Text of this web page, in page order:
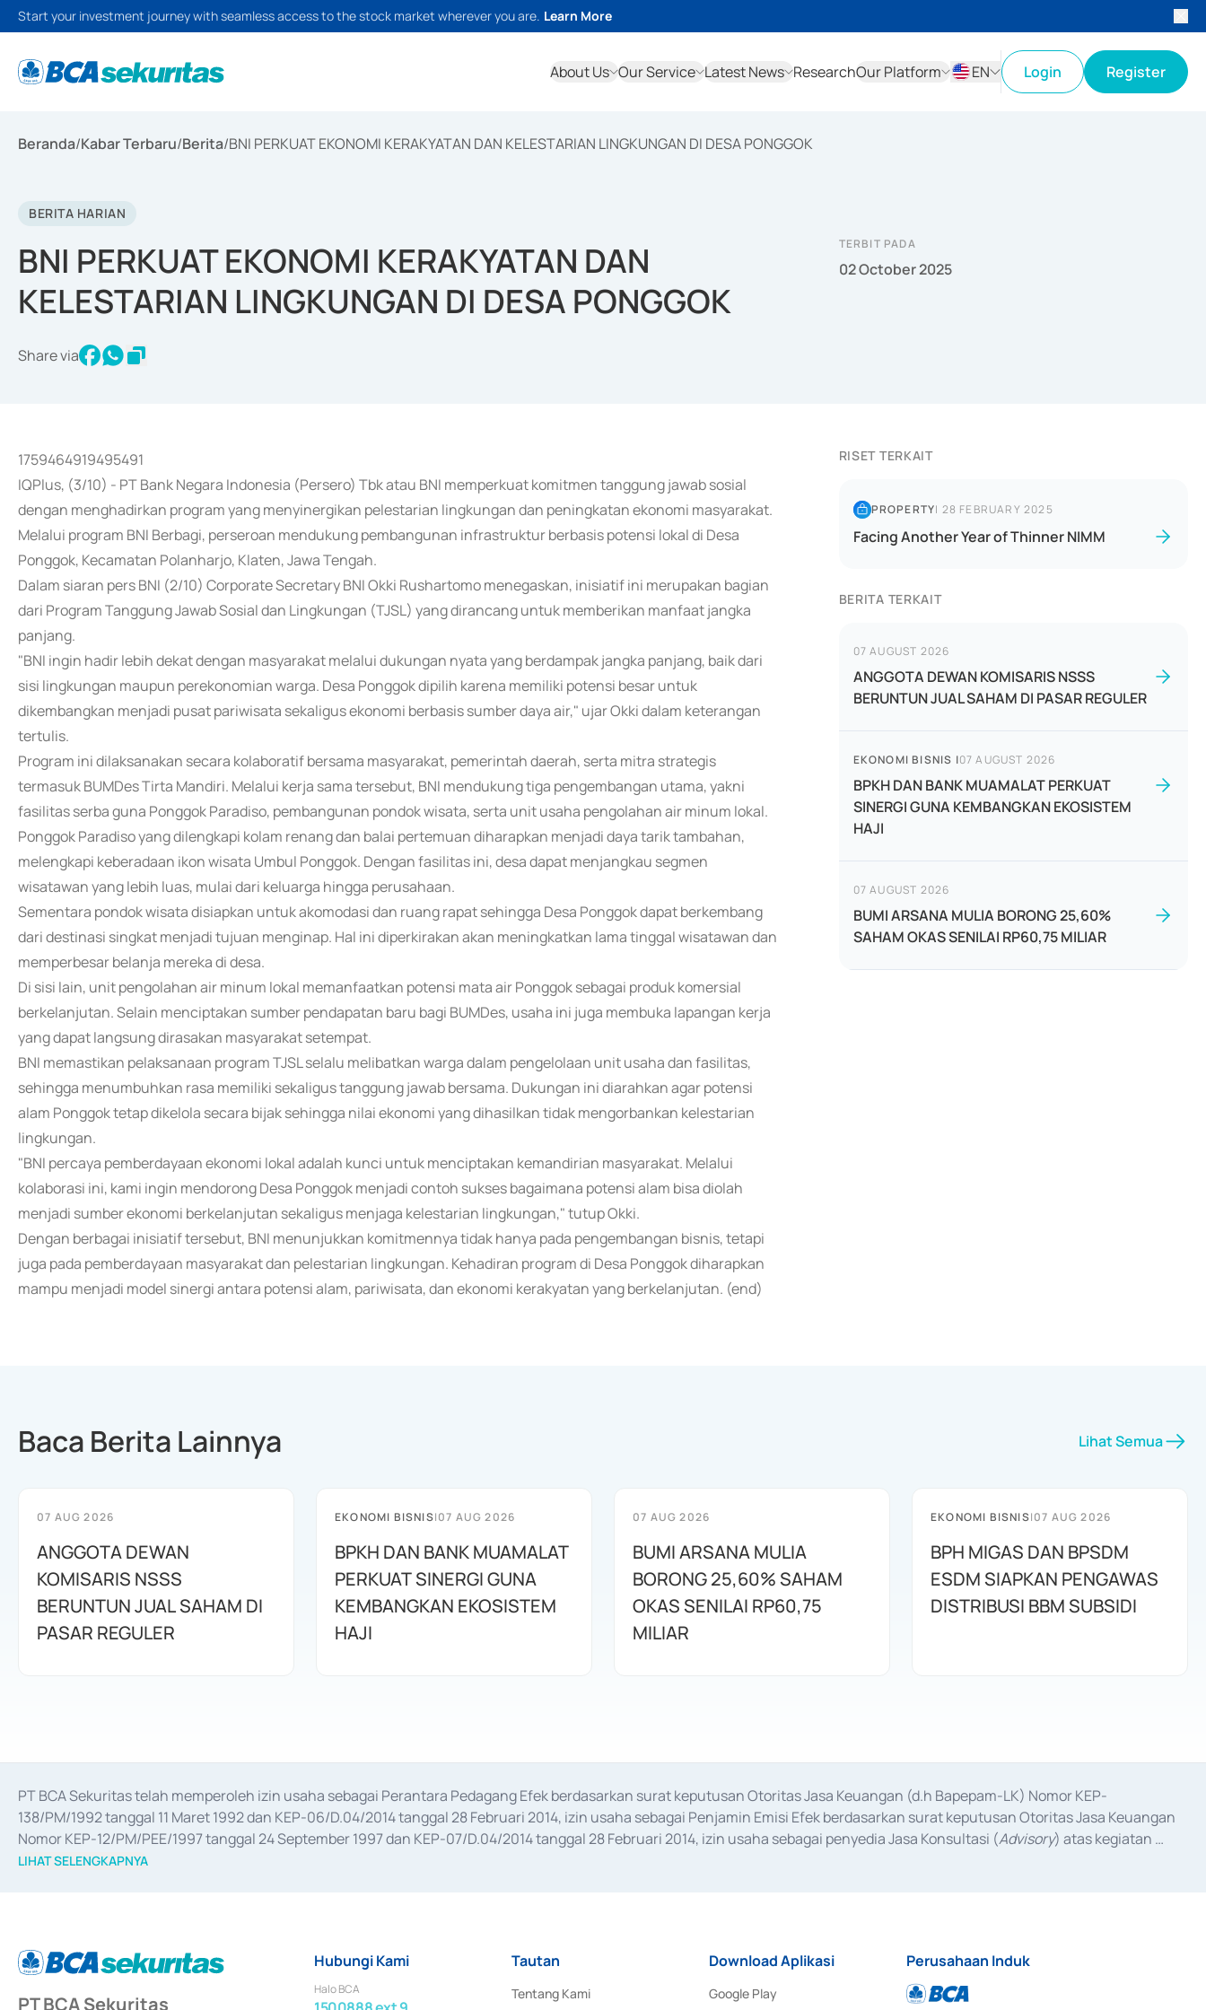
Start your investment journey with seamless access to the stock market wherever you are. Learn More
About Us Our Service Latest News ResearchOur Platform
EN
Login Register
Beranda/Kabar Terbaru/Berita/BNI PERKUAT EKONOMI KERAKYATAN DAN KELESTARIAN LINGKUNGAN DI DESA PONGGOK
BERITA HARIAN
BNI PERKUAT EKONOMI KERAKYATAN DAN
KELESTARIAN LINGKUNGAN DI DESA PONGGOK
Share via
TERBIT PADA
02 October 2025
1759464919495491
IQPlus, (3/10) - PT Bank Negara Indonesia (Persero) Tbk atau BNI memperkuat komitmen tanggung jawab sosial
dengan menghadirkan program yang menyinergikan pelestarian lingkungan dan peningkatan ekonomi masyarakat.
Melalui program BNI Berbagi, perseroan mendukung pembangunan infrastruktur berbasis potensi lokal di Desa
Ponggok, Kecamatan Polanharjo, Klaten, Jawa Tengah.
Dalam siaran pers BNI (2/10) Corporate Secretary BNI Okki Rushartomo menegaskan, inisiatif ini merupakan bagian
dari Program Tanggung Jawab Sosial dan Lingkungan (TJSL) yang dirancang untuk memberikan manfaat jangka
panjang.
"BNI ingin hadir lebih dekat dengan masyarakat melalui dukungan nyata yang berdampak jangka panjang, baik dari
sisi lingkungan maupun perekonomian warga. Desa Ponggok dipilih karena memiliki potensi besar untuk
dikembangkan menjadi pusat pariwisata sekaligus ekonomi berbasis sumber daya air," ujar Okki dalam keterangan
tertulis.
Program ini dilaksanakan secara kolaboratif bersama masyarakat, pemerintah daerah, serta mitra strategis
termasuk BUMDes Tirta Mandiri. Melalui kerja sama tersebut, BNI mendukung tiga pengembangan utama, yakni
fasilitas serba guna Ponggok Paradiso, pembangunan pondok wisata, serta unit usaha pengolahan air minum lokal.
Ponggok Paradiso yang dilengkapi kolam renang dan balai pertemuan diharapkan menjadi daya tarik tambahan,
melengkapi keberadaan ikon wisata Umbul Ponggok. Dengan fasilitas ini, desa dapat menjangkau segmen
wisatawan yang lebih luas, mulai dari keluarga hingga perusahaan.
Sementara pondok wisata disiapkan untuk akomodasi dan ruang rapat sehingga Desa Ponggok dapat berkembang
dari destinasi singkat menjadi tujuan menginap. Hal ini diperkirakan akan meningkatkan lama tinggal wisatawan dan
memperbesar belanja mereka di desa.
Di sisi lain, unit pengolahan air minum lokal memanfaatkan potensi mata air Ponggok sebagai produk komersial
berkelanjutan. Selain menciptakan sumber pendapatan baru bagi BUMDes, usaha ini juga membuka lapangan kerja
yang dapat langsung dirasakan masyarakat setempat.
BNI memastikan pelaksanaan program TJSL selalu melibatkan warga dalam pengelolaan unit usaha dan fasilitas,
sehingga menumbuhkan rasa memiliki sekaligus tanggung jawab bersama. Dukungan ini diarahkan agar potensi
alam Ponggok tetap dikelola secara bijak sehingga nilai ekonomi yang dihasilkan tidak mengorbankan kelestarian
lingkungan.
"BNI percaya pemberdayaan ekonomi lokal adalah kunci untuk menciptakan kemandirian masyarakat. Melalui
kolaborasi ini, kami ingin mendorong Desa Ponggok menjadi contoh sukses bagaimana potensi alam bisa diolah
menjadi sumber ekonomi berkelanjutan sekaligus menjaga kelestarian lingkungan," tutup Okki.
Dengan berbagai inisiatif tersebut, BNI menunjukkan komitmennya tidak hanya pada pengembangan bisnis, tetapi
juga pada pemberdayaan masyarakat dan pelestarian lingkungan. Kehadiran program di Desa Ponggok diharapkan
mampu menjadi model sinergi antara potensi alam, pariwisata, dan ekonomi kerakyatan yang berkelanjutan. (end)
RISET TERKAIT
PROPERTY| 28 FEBRUARY 2025
Facing Another Year of Thinner NIMM
BERITA TERKAIT
07 AUGUST 2026
ANGGOTA DEWAN KOMISARIS NSSS
BERUNTUN JUAL SAHAM DI PASAR REGULER
EKONOMI BISNIS |07 AUGUST 2026
BPKH DAN BANK MUAMALAT PERKUAT
SINERGI GUNA KEMBANGKAN EKOSISTEM
HAJI
07 AUGUST 2026
BUMI ARSANA MULIA BORONG 25,60%
SAHAM OKAS SENILAI RP60,75 MILIAR
Baca Berita Lainnya Lihat Semua
07 AUG 2026
ANGGOTA DEWAN
KOMISARIS NSSS
BERUNTUN JUAL SAHAM DI
PASAR REGULER
EKONOMI BISNIS|07 AUG 2026
BPKH DAN BANK MUAMALAT
PERKUAT SINERGI GUNA
KEMBANGKAN EKOSISTEM
HAJI
07 AUG 2026
BUMI ARSANA MULIA
BORONG 25,60% SAHAM
OKAS SENILAI RP60,75
MILIAR
EKONOMI BISNIS|07 AUG 2026
BPH MIGAS DAN BPSDM
ESDM SIAPKAN PENGAWAS
DISTRIBUSI BBM SUBSIDI
PT BCA Sekuritas telah memperoleh izin usaha sebagai Perantara Pedagang Efek berdasarkan surat keputusan Otoritas Jasa Keuangan (d.h Bapepam-LK) Nomor KEP-
138/PM/1992 tanggal 11 Maret 1992 dan KEP-06/D.04/2014 tanggal 28 Februari 2014, izin usaha sebagai Penjamin Emisi Efek berdasarkan surat keputusan Otoritas Jasa Keuangan
Nomor KEP-12/PM/PEE/1997 tanggal 24 September 1997 dan KEP-07/D.04/2014 tanggal 28 Februari 2014, izin usaha sebagai penyedia Jasa Konsultasi (Advisory) atas kegiatan
merger, akuisisi, divestasi, dan
LIHAT SELENGKAPNYA
PT BCA Sekuritas
Hubungi Kami
Halo BCA
Tautan
Tentang Kami
Download Aplikasi
Google Play
Perusahaan Induk